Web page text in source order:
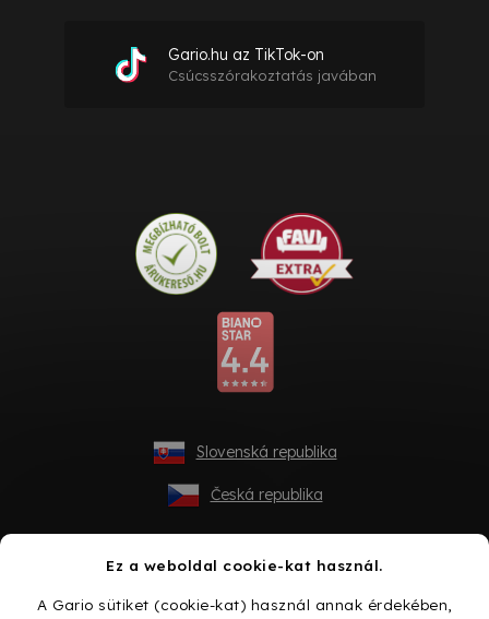
Ez a weboldal cookie-kat használ.
A Gario sütiket (cookie-kat) használ annak érdekében,
Gario.hu az TikTok-on
Csúcsszórakoztatás javában
Slovenská republika
Česká republika